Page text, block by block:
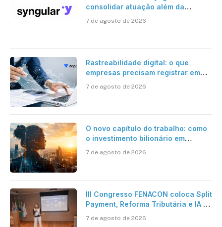
consolidar atuação além da
certificação digital
7 de agosto de 2026
Rastreabilidade digital: o que
empresas precisam registrar em
7 de agosto de 2026
O novo capítulo do trabalho: como
o investimento bilionário em
verdadeira era da inteligência
7 de agosto de 2026
III Congresso FENACON coloca Split
Payment, Reforma Tributária e IA no
7 de agosto de 2026